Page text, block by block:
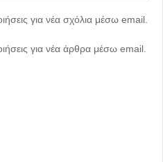
για νέα σχόλια μέσω email.
για νέα άρθρα μέσω email.